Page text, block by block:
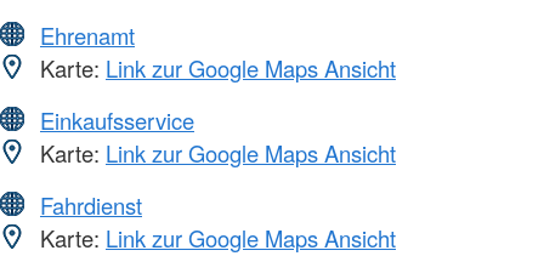
Ehrenamt
Karte: Link zur Google Maps Ansicht
Einkaufsservice
Karte: Link zur Google Maps Ansicht
Fahrdienst
Karte: Link zur Google Maps Ansicht